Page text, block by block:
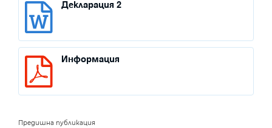
Декларация 2
Информация
Предишна публикация